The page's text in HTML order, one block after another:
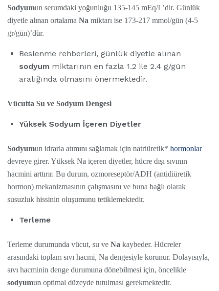
Sodyumun serumdaki yoğunluğu 135-145 mEq/L’dir. Günlük
diyetle alınan ortalama Na miktarı ise 173-217 mmol/gün (4-5
gr/gün)’dür.
Beslenme rehberleri, günlük diyetle alınan
sodyum miktarının en fazla 1.2 ile 2.4 g/gün
aralığında olmasını önermektedir.
Vücutta Su ve Sodyum Dengesi
Yüksek Sodyum İçeren Diyetler
Sodyumun idrarla atımını sağlamak için natriüretik* hormonlar
devreye girer. Yüksek Na içeren diyetler, hücre dışı sıvının
hacmini arttırır. Bu durum, ozmoreseptör/ADH (antidiüretik
hormon) mekanizmasının çalışmasını ve buna bağlı olarak
susuzluk hissinin oluşumunu tetiklemektedir.
Terleme
Terleme durumunda vücut, su ve Na kaybeder. Hücreler
arasındaki toplam sıvı hacmi, Na dengesiyle korunur. Dolayısıyla,
sıvı hacminin denge durumuna dönebilmesi için, öncelikle
sodyumun optimal düzeyde tutulması gerekmektedir.